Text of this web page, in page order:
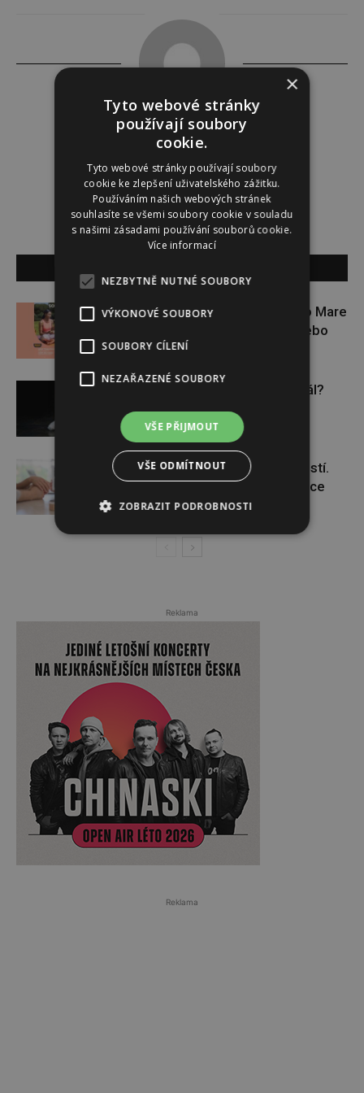
Redakce
Redakce magazínu Instinkt.
Zapojte se do letní soutěže s Rio Mare
a vyhrajte iWatch Series 11 nebo
Budou se vraždit malé děti dál?
Těhotenství není samozřejmostí.
Pomáhá asistovaná reprodukce
Reklama
Reklama
×
Tyto webové stránky
používají soubory
cookie.
Tyto webové stránky používají soubory
cookie ke zlepšení uživatelského zážitku.
Používáním našich webových stránek
souhlasíte se všemi soubory cookie v souladu
s našimi zásadami používání souborů cookie.
Více informací
NEZBYTNĚ NUTNÉ SOUBORY
VÝKONOVÉ SOUBORY
SOUBORY CÍLENÍ
NEZAŘAZENÉ SOUBORY
VŠE PŘIJMOUT
VŠE ODMÍTNOUT
ZOBRAZIT PODROBNOSTI